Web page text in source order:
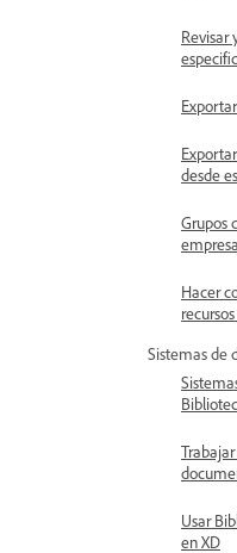
Revisar
desde
Grupos
Hacer
Sistemas de
Usar
en XD